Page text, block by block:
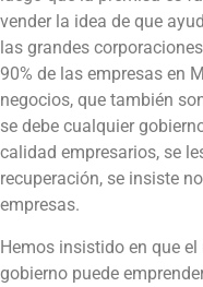
vender la idea de que
las grandes
90% de las empresas en
negocios, que también
se debe cualquier
calidad empresarios, se
recuperación, se insiste
empresas.
Hemos insistido en que
gobierno puede